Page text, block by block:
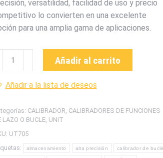
versatilidad, facilidad de uso y precio
lo convierten en una excelente
para una amplia gama de aplicaciones.
Añadir al carrito
Añadir a la lista de deseos
CALIBRADOR, CALIBRADORES DE FUNCIONES
LAZO O BUCLE, UNIT
UT705
almacenamiento alta precisión calibrador de bucle